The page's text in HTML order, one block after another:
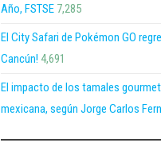
Año, FSTSE 7,285
El City Safari de Pokémon GO
Cancún! 4,691
El impacto de los tamales
mexicana, según Jorge Carlos